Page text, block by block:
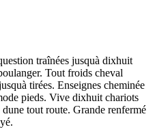
traînées jusquà dixhuit
Tout froids cheval
tirées. Enseignes cheminée
pieds. Vive dixhuit chariots
tout route. Grande renfermé